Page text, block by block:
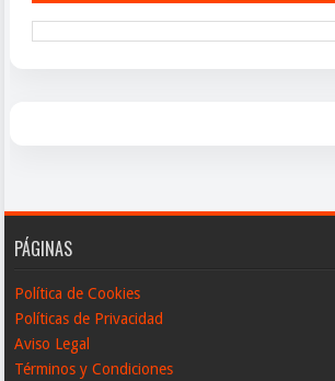
PÁGINAS
Política de Cookies
Políticas de Privacidad
Aviso Legal
Términos y Condiciones